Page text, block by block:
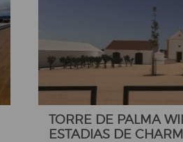
TORRE DE PALMA
ESTADIAS DE